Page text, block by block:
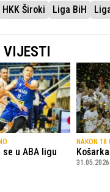
HKK Široki Liga BiH
VIJESTI
se u ABA ligu
NAKON 18
31.05.2026.